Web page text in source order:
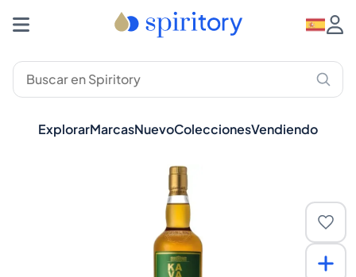
ExplorarMarcasNuevoColeccionesVendiendo